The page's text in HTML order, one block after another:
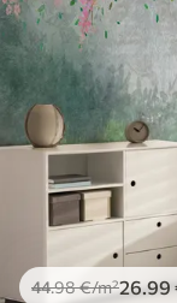
44.98€/m²26.99